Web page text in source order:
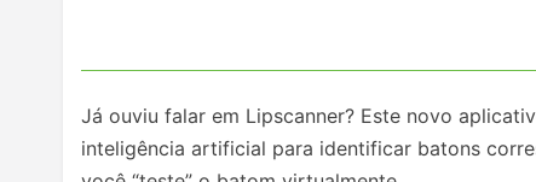
Já ouviu falar em Lipscanner? Este novo
inteligência artificial para identificar batons